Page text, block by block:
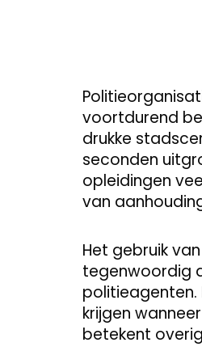
voortdurend
drukke
seconden
opleidingen
van
Het gebruik
tegenwoordig
krijgen
betekent